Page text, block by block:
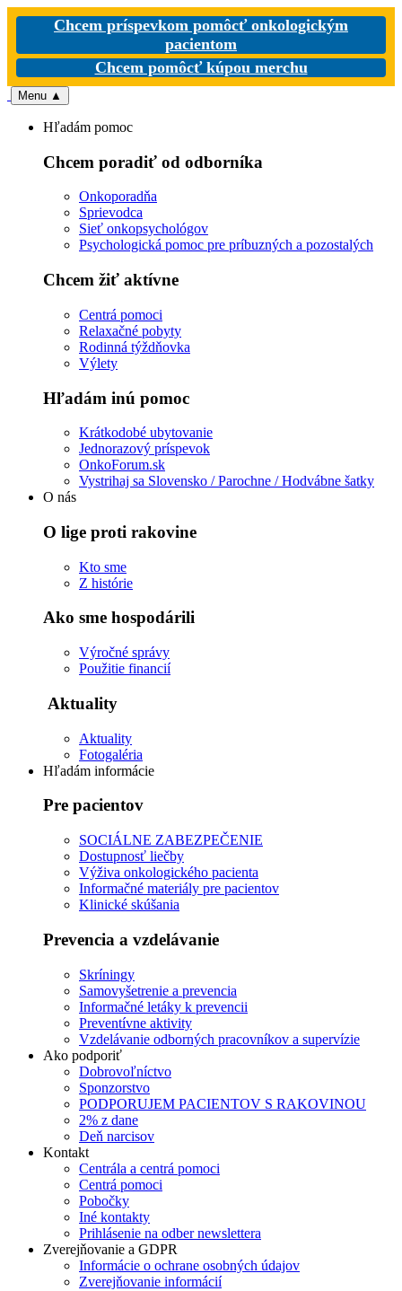
Chcem príspevkom pomôcť onkologickým
pacientom
Chcem pomôcť kúpou merchu
Menu ▲
Hľadám pomoc
Chcem poradiť od odborníka
Onkoporadňa
Sprievodca
Sieť onkopsychológov
Psychologická pomoc pre príbuzných a pozostalých
Chcem žiť aktívne
Centrá pomoci
Relaxačné pobyty
Rodinná týždňovka
Výlety
Hľadám inú pomoc
Krátkodobé ubytovanie
Jednorazový príspevok
OnkoForum.sk
Vystrihaj sa Slovensko / Parochne / Hodvábne šatky
O nás
O lige proti rakovine
Kto sme
Z histórie
Ako sme hospodárili
Výročné správy
Použitie financií
Aktuality
Aktuality
Fotogaléria
Hľadám informácie
Pre pacientov
SOCIÁLNE ZABEZPEČENIE
Dostupnosť liečby
Výživa onkologického pacienta
Informačné materiály pre pacientov
Klinické skúšania
Prevencia a vzdelávanie
Skríningy
Samovyšetrenie a prevencia
Informačné letáky k prevencii
Preventívne aktivity
Vzdelávanie odborných pracovníkov a supervízie
Ako podporiť
Dobrovoľníctvo
Sponzorstvo
PODPORUJEM PACIENTOV S RAKOVINOU
2% z dane
Deň narcisov
Kontakt
Centrála a centrá pomoci
Centrá pomoci
Pobočky
Iné kontakty
Prihlásenie na odber newslettera
Zverejňovanie a GDPR
Informácie o ochrane osobných údajov
Zverejňovanie informácií